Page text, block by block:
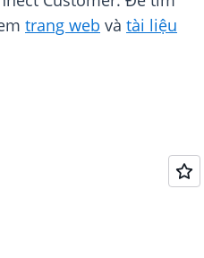
trang web và tài liệu